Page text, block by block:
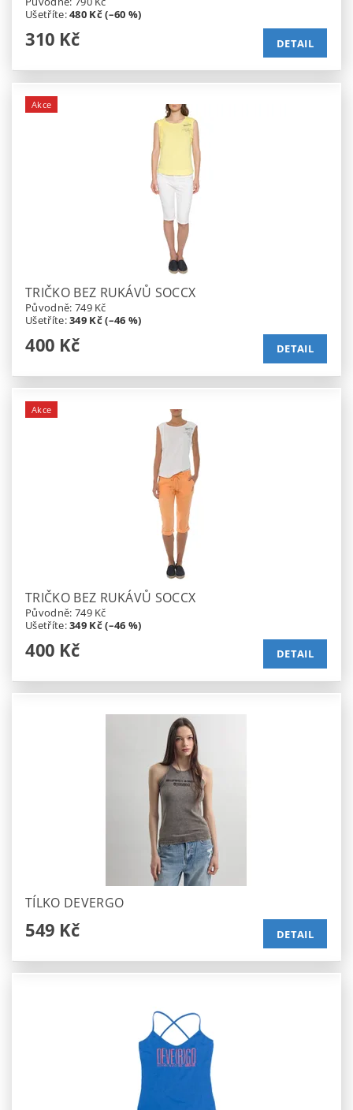
Ušetříte:480 Kč (–60 %)
310 Kč DETAIL
Akce
TRIČKO BEZ RUKÁVŮ SOCCX
Původně: 749 Kč
Ušetříte:349 Kč (–46 %)
400 Kč DETAIL
Akce
TRIČKO BEZ RUKÁVŮ SOCCX
Původně: 749 Kč
Ušetříte:349 Kč (–46 %)
400 Kč DETAIL
TÍLKO DEVERGO
549 Kč DETAIL